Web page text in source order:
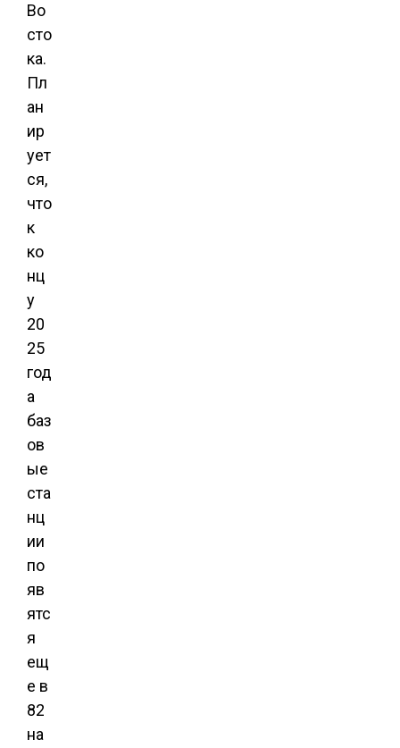
Во
сто
ка.
Пл
ан
ир
ует
ся,
что
к
ко
нц
у
20
25
год
а
баз
ов
ые
ста
нц
ии
по
яв
ятс
я
ещ
е в
82
на